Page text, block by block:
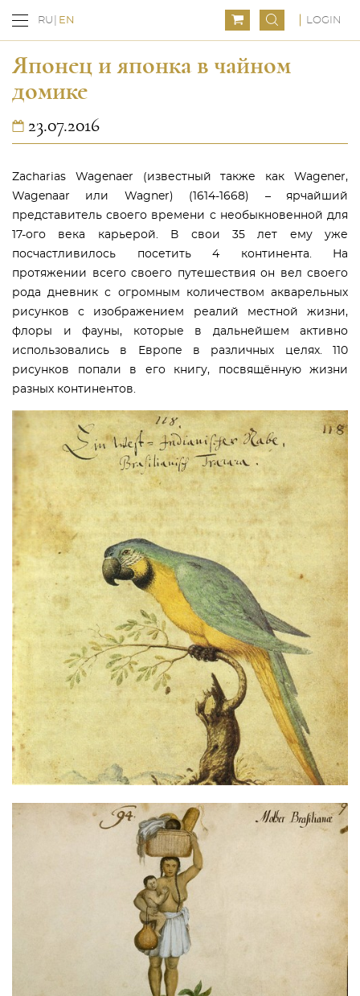
RU EN LOGIN
Японец и японка в чайном
домике
23.07.2016
Zacharias Wagenaer (известный также как Wagener,
Wagenaar или Wagner) (1614-1668) – ярчайший
представитель своего времени с необыкновенной для
17-ого века карьерой. В свои 35 лет ему уже
посчастливилось посетить 4 континента. На
протяжении всего своего путешествия он вел своего
рода дневник с огромным количеством акварельных
рисунков с изображением реалий местной жизни,
флоры и фауны, которые в дальнейшем активно
использовались в Европе в различных целях. 110
рисунков попали в его книгу, посвящённую жизни
разных континентов.